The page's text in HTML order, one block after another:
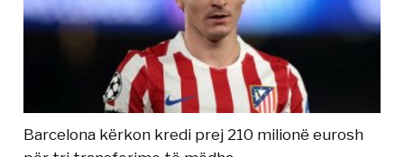
Barcelona kërkon kredi prej 210 milionë eurosh